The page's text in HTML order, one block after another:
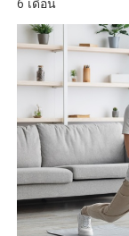
6 เดือน